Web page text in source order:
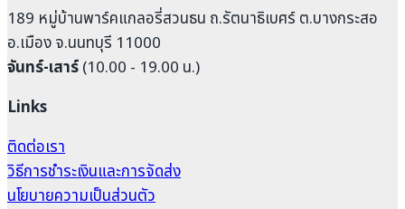
189 หมู่บ้านพาร์คแกลอรี่สวนธน ถ.รัตนาธิเบศร์ ต.บางกระสอ
อ.เมือง จ.นนทบุรี 11000
จันทร์-เสาร์(10.00 - 19.00 น.)
Links
ติดต่อเรา
วิธีการชำระเงินและการจัดส่ง
นโยบายความเป็นส่วนตัว